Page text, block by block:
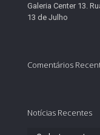
Galeria Center 13.
13 de Julho
Comentários
Notícias Recentes